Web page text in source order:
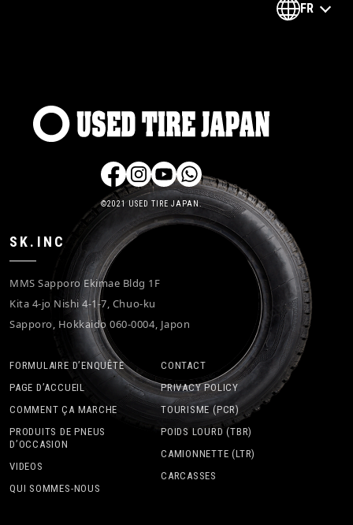
FR
SK.INC
MMS Sapporo Ekimae Bldg 1F
Kita 4-jo Nishi 4-1-7, Chuo-ku
Sapporo, Hokkaido 060-0004, Japon
©2021 USED TIRE JAPAN.
FORMULAIRE D’ENQUÊTE
PAGE D’ACCUEIL
COMMENT ÇA MARCHE
PRODUITS DE PNEUS
D’OCCASION
VIDEOS
QUI SOMMES-NOUS
CONTACT
PRIVACY POLICY
TOURISME (PCR)
POIDS LOURD (TBR)
CAMIONNETTE (LTR)
CARCASSES